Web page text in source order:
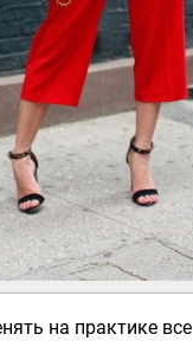
на практике все